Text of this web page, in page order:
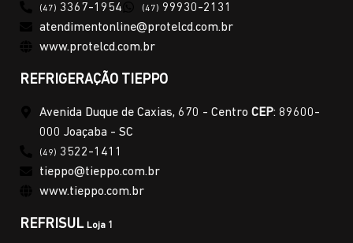
(47) 3367-1954 (47) 99930-2131
atendimentonline@protelcd.com.br
www.protelcd.com.br
REFRIGERAÇÃO TIEPPO
Avenida Duque de Caxias, 670 - Centro CEP: 89600-
000 Joaçaba - SC
(49) 3522-1411
tieppo@tieppo.com.br
www.tieppo.com.br
REFRISUL Loja 1